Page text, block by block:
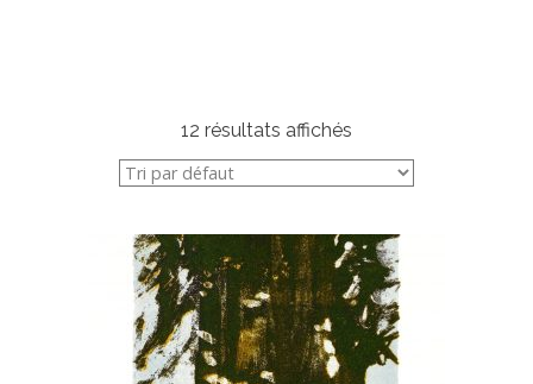
12 résultats affichés